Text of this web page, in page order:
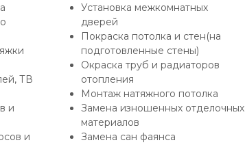
ТВ
и
и
Установка межкомнатных
дверей
Покраска потолка и стен(на
подготовленные стены)
Окраска труб и радиаторов
отопления
Монтаж натяжного потолка
Замена изношенных отделочных
материалов
Замена сан фаянса